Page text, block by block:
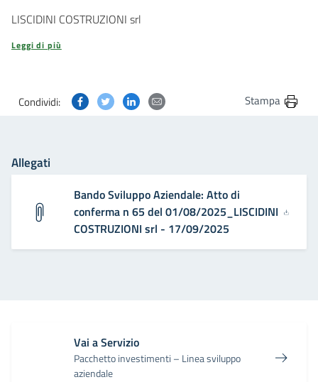
LISCIDINI COSTRUZIONI srl
Leggi di più
Condividi: Condividi questa pagina su Facebook
Condividi questa pagina su Twitter
Condividi questa pagina su Linkedin
Condividi questa pagina via
Stampa
Allegati
Bando Sviluppo Aziendale: Atto di
conferma n 65 del 01/08/2025_LISCIDINI
COSTRUZIONI srl - 17/09/2025
Vai a Servizio
Pacchetto investimenti – Linea sviluppo
aziendale